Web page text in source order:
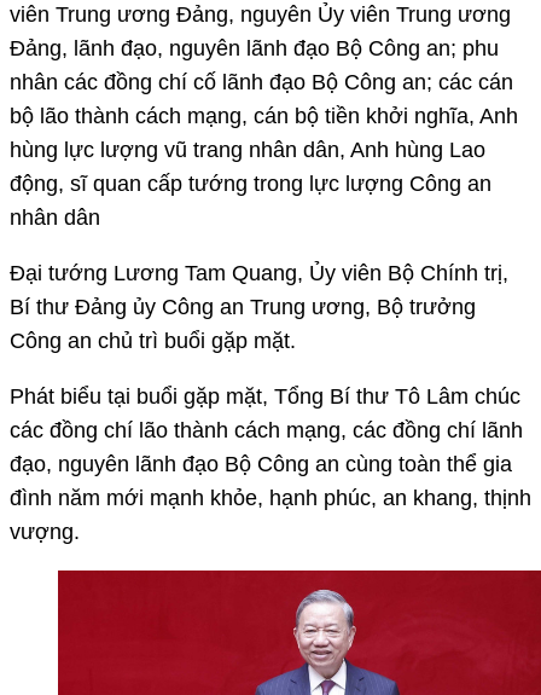
viên Trung ương Đảng, nguyên Ủy viên Trung ương
Đảng, lãnh đạo, nguyên lãnh đạo Bộ Công an; phu
nhân các đồng chí cố lãnh đạo Bộ Công an; các cán
bộ lão thành cách mạng, cán bộ tiền khởi nghĩa, Anh
hùng lực lượng vũ trang nhân dân, Anh hùng Lao
động, sĩ quan cấp tướng trong lực lượng Công an
nhân dân
Đại tướng Lương Tam Quang, Ủy viên Bộ Chính trị,
Bí thư Đảng ủy Công an Trung ương, Bộ trưởng
Công an chủ trì buổi gặp mặt.
Phát biểu tại buổi gặp mặt, Tổng Bí thư Tô Lâm chúc
các đồng chí lão thành cách mạng, các đồng chí lãnh
đạo, nguyên lãnh đạo Bộ Công an cùng toàn thể gia
đình năm mới mạnh khỏe, hạnh phúc, an khang, thịnh
vượng.